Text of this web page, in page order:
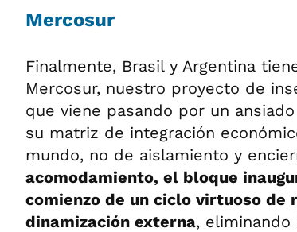
Mercosur
Finalmente, Brasil y Argentina
Mercosur, nuestro proyecto de
que viene pasando por un
su matriz de integración
mundo, no de aislamiento y
acomodamiento, el bloque
comienzo de un ciclo virtuoso de
dinamización externa, eliminando